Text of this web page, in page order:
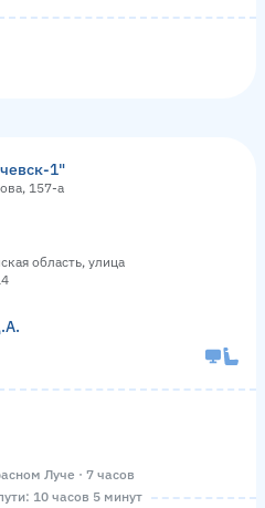
1"
157-а
область, улица
Луче · 7 часов
10 часов 5 минут